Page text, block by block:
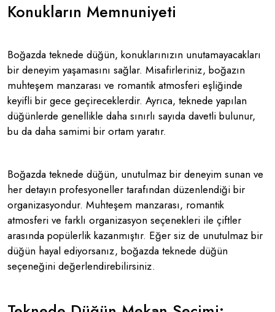
Konukların Memnuniyeti
Boğazda teknede düğün, konuklarınızın unutamayacakları
bir deneyim yaşamasını sağlar. Misafirleriniz, boğazın
muhteşem manzarası ve romantik atmosferi eşliğinde
keyifli bir gece geçireceklerdir. Ayrıca, teknede yapılan
düğünlerde genellikle daha sınırlı sayıda davetli bulunur,
bu da daha samimi bir ortam yaratır.
Boğazda teknede düğün, unutulmaz bir deneyim sunan ve
her detayın profesyoneller tarafından düzenlendiği bir
organizasyondur. Muhteşem manzarası, romantik
atmosferi ve farklı organizasyon seçenekleri ile çiftler
arasında popülerlik kazanmıştır. Eğer siz de unutulmaz bir
düğün hayal ediyorsanız, boğazda teknede düğün
seçeneğini değerlendirebilirsiniz.